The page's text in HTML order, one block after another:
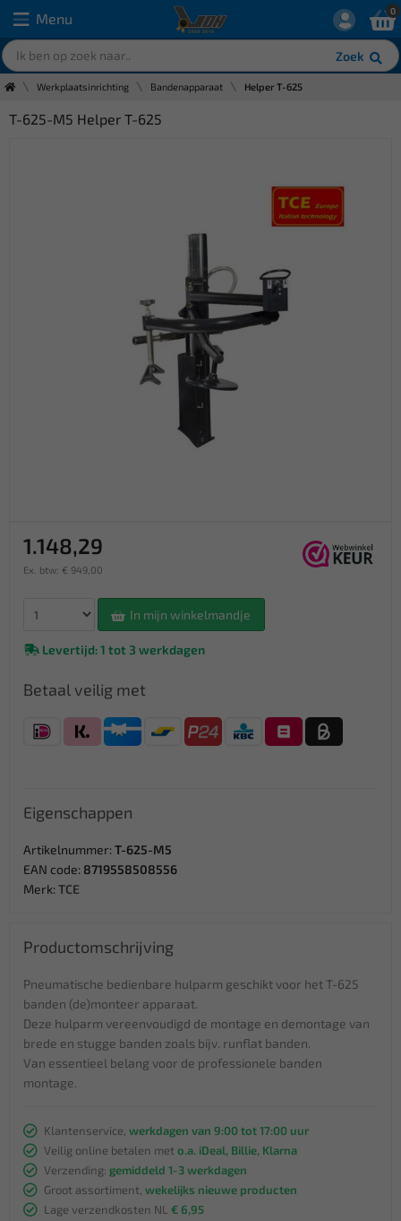
Menu
Zoek
0
Werkplaatsinrichting Bandenapparaat Helper T-625
T-625-M5 Helper T-625
1.148,29
Ex. btw: € 949,00
In mijn winkelmandje
Levertijd: 1 tot 3 werkdagen
Betaal veilig met
Eigenschappen
Artikelnummer: T-625-M5
EAN code: 8719558508556
Merk: TCE
Productomschrijving
Pneumatische bedienbare hulparm geschikt voor het T-625
banden (de)monteer apparaat.
Deze hulparm vereenvoudigd de montage en demontage van
brede en stugge banden zoals bijv. runflat banden.
Van essentieel belang voor de professionele banden
montage.
Klantenservice, werkdagen van 9:00 tot 17:00 uur
Veilig online betalen met o.a. iDeal, Billie, Klarna
Verzending: gemiddeld 1-3 werkdagen
Groot assortiment, wekelijks nieuwe producten
Lage verzendkosten NL € 6,95